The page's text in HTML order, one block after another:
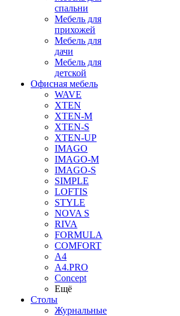
спальни
Мебель для
прихожей
Мебель для
дачи
Мебель для
детской
Офисная мебель
WAVE
XTEN
XTEN-M
XTEN-S
XTEN-UP
IMAGO
IMAGO-M
IMAGO-S
SIMPLE
LOFTIS
STYLE
NOVA S
RIVA
FORMULA
COMFORT
A4
A4.PRO
Concept
Ещё
Столы
Журнальные